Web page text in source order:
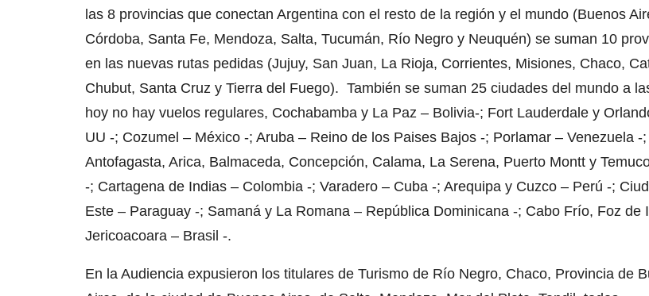
las 8 provincias que conectan Argentina con el resto de la región y el mundo (Buenos
Córdoba, Santa Fe, Mendoza, Salta, Tucumán, Río Negro y Neuquén) se suman 10
en las nuevas rutas pedidas (Jujuy, San Juan, La Rioja, Corrientes, Misiones, Chaco,
Chubut, Santa Cruz y Tierra del Fuego). También se suman 25 ciudades del mundo a
hoy no hay vuelos regulares, Cochabamba y La Paz – Bolivia-; Fort Lauderdale y
UU -; Cozumel – México -; Aruba – Reino de los Paises Bajos -; Porlamar – Venezuela -;
Antofagasta, Arica, Balmaceda, Concepción, Calama, La Serena, Puerto Montt y
-; Cartagena de Indias – Colombia -; Varadero – Cuba -; Arequipa y Cuzco – Perú -;
Este – Paraguay -; Samaná y La Romana – República Dominicana -; Cabo Frío, Foz de
Jericoacoara – Brasil -.
En la Audiencia expusieron los titulares de Turismo de Río Negro, Chaco, Provincia de